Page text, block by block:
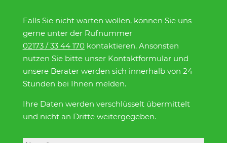
Falls Sie nicht warten wollen, können Sie uns
gerne unter der Rufnummer
02173 / 33 44 170kontaktieren. Ansonsten
nutzen Sie bitte unser Kontaktformular und
unsere Berater werden sich innerhalb von 24
Stunden bei Ihnen melden.
Ihre Daten werden verschlüsselt übermittelt
und nicht an Dritte weitergegeben.